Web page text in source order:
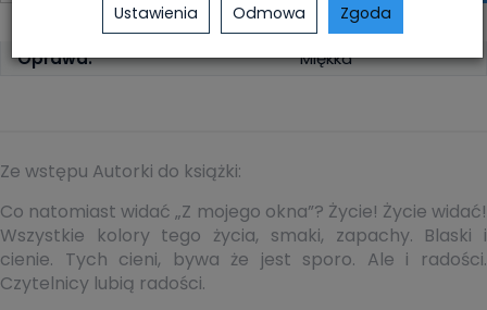
Oprawa: Miękka
Ze wstępu Autorki do książki:
Co natomiast widać „Z mojego okna”? Życie! Życie widać!
Wszystkie kolory tego życia, smaki, zapachy. Blaski i
cienie. Tych cieni, bywa że jest sporo. Ale i radości.
Czytelnicy lubią radości.
Ustawienia Odmowa Zgoda